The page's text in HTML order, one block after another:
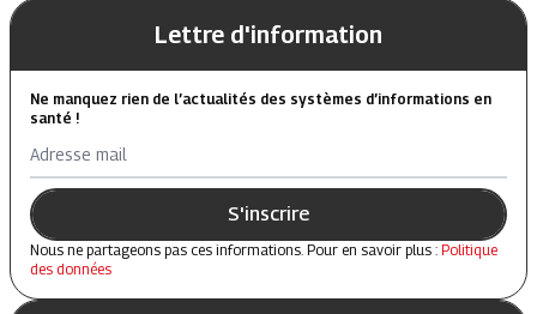
Lettre d'information
Ne manquez rien de l’actualités des systèmes d’informations en
santé !
Adresse mail
S'inscrire
Nous ne partageons pas ces informations. Pour en savoir plus : Politique
des données